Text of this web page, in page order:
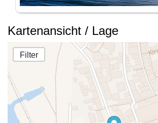
Kartenansicht / Lage
Filter